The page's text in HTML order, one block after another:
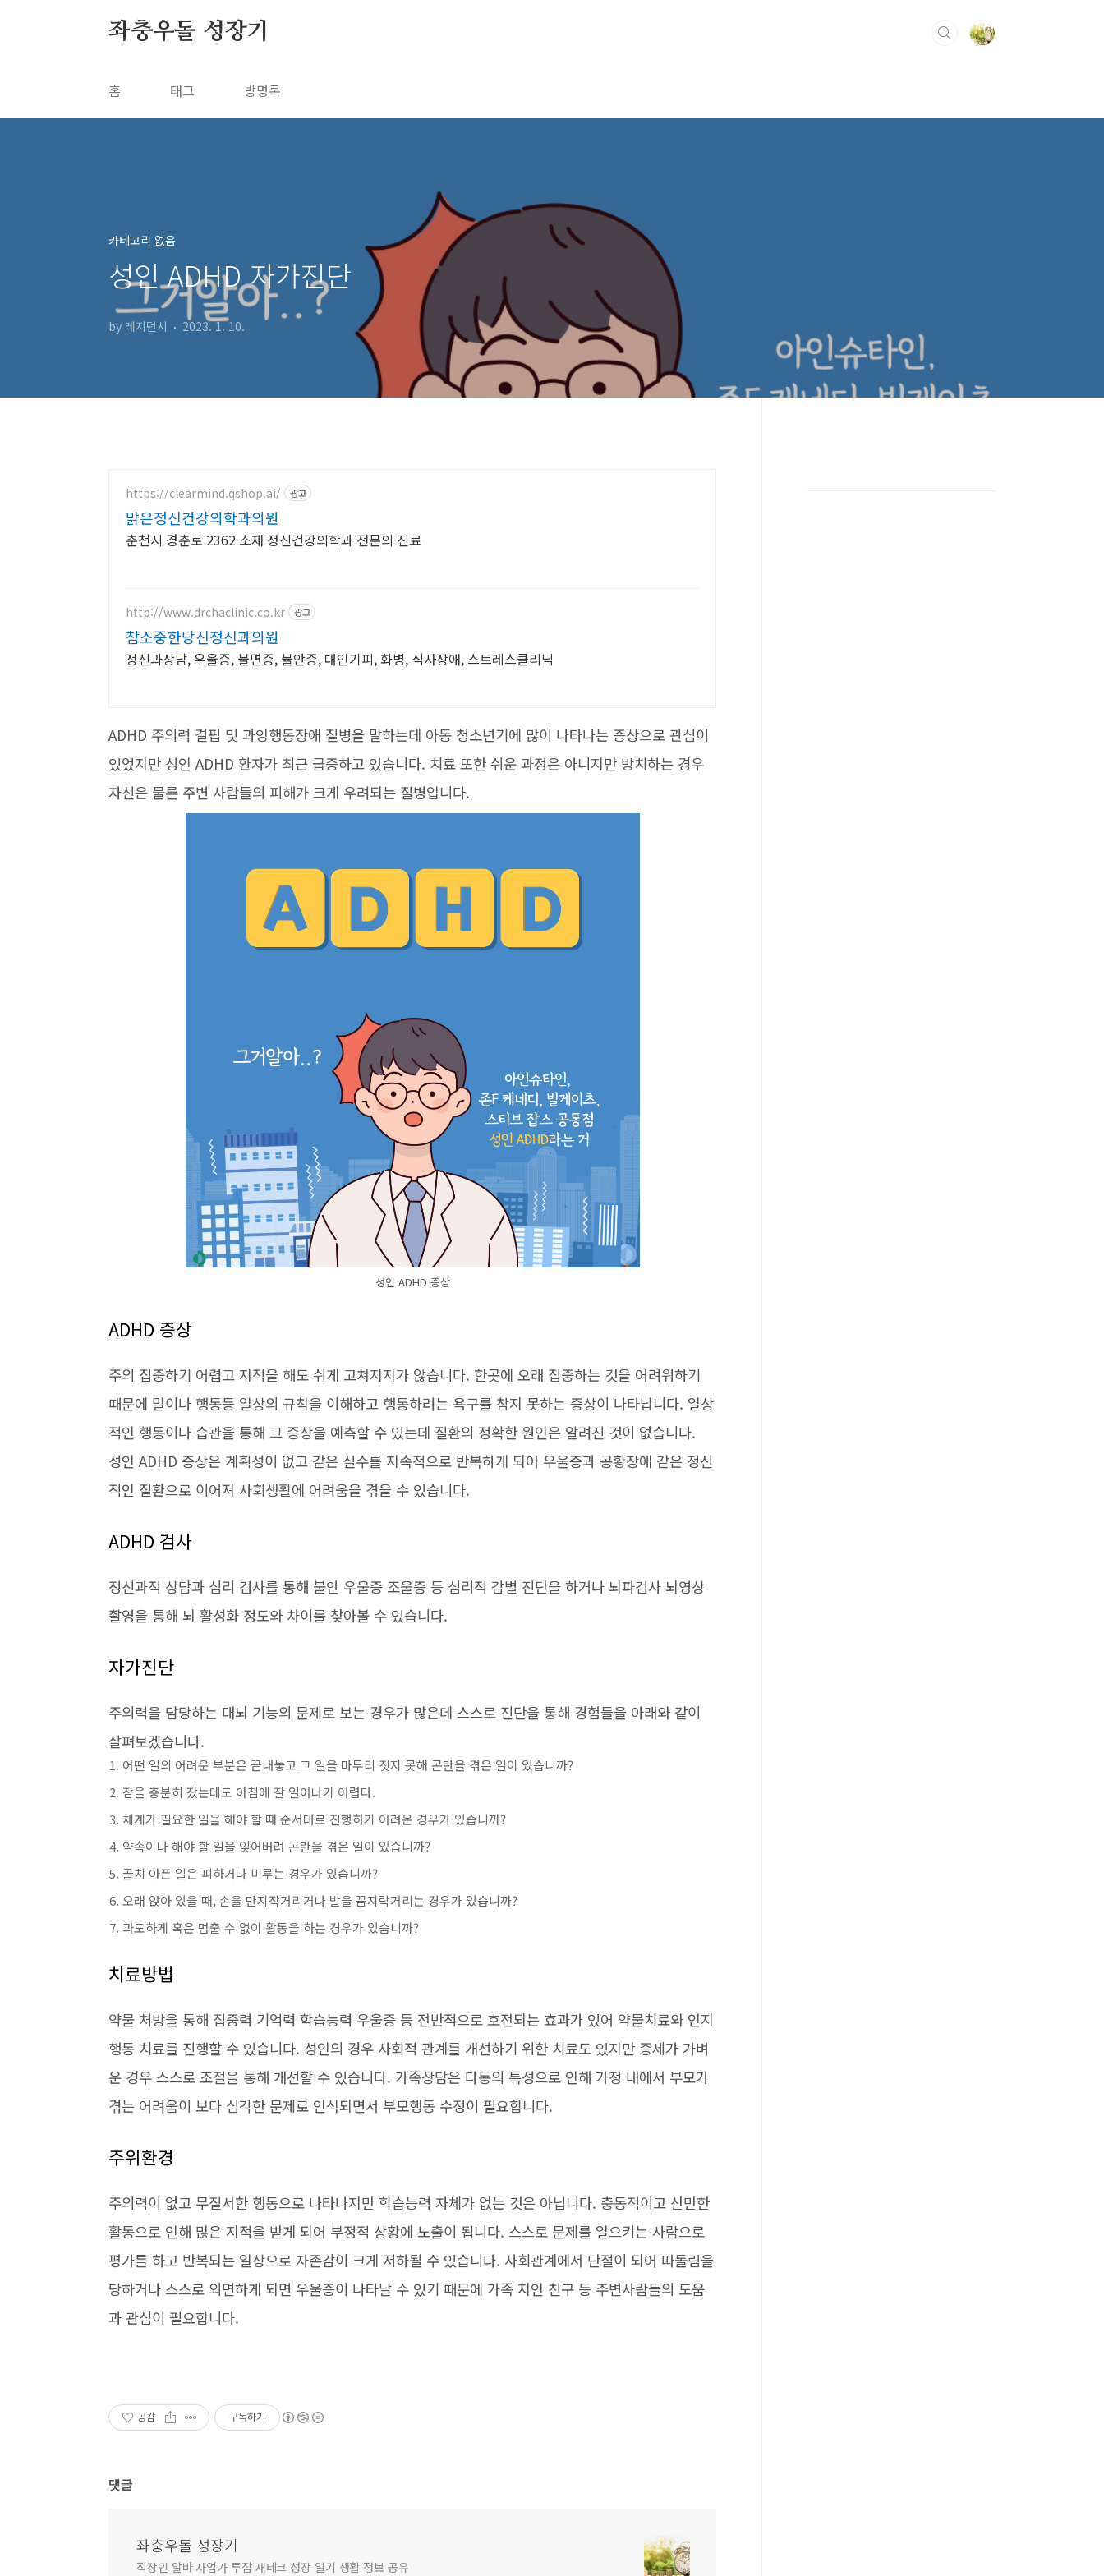
좌충우돌 성장기
홈 태그 방명록
카테고리 없음
성인 ADHD 자가진단
by 레지던시 2023. 1. 10.
https://clearmind.qshop.ai/ 광고
맑은정신건강의학과의원
춘천시 경춘로 2362 소재 정신건강의학과 전문의 진료
http://www.drchaclinic.co.kr 광고
참소중한당신정신과의원
정신과상담, 우울증, 불면증, 불안증, 대인기피, 화병, 식사장애, 스트레스클리닉
ADHD 주의력 결핍 및 과잉행동장애 질병을 말하는데 아동 청소년기에 많이 나타나는 증상으로 관심이
있었지만 성인 ADHD 환자가 최근 급증하고 있습니다. 치료 또한 쉬운 과정은 아니지만 방치하는 경우
자신은 물론 주변 사람들의 피해가 크게 우려되는 질병입니다.
성인 ADHD 증상
ADHD 증상
주의 집중하기 어렵고 지적을 해도 쉬게 고쳐지지가 않습니다. 한곳에 오래 집중하는 것을 어려워하기
때문에 말이나 행동등 일상의 규칙을 이해하고 행동하려는 욕구를 참지 못하는 증상이 나타납니다. 일상
적인 행동이나 습관을 통해 그 증상을 예측할 수 있는데 질환의 정확한 원인은 알려진 것이 없습니다.
성인 ADHD 증상은 계획성이 없고 같은 실수를 지속적으로 반복하게 되어 우울증과 공황장애 같은 정신
적인 질환으로 이어져 사회생활에 어려움을 겪을 수 있습니다.
ADHD 검사
정신과적 상담과 심리 검사를 통해 불안 우울증 조울증 등 심리적 감별 진단을 하거나 뇌파검사 뇌영상
촬영을 통해 뇌 활성화 정도와 차이를 찾아볼 수 있습니다.
자가진단
주의력을 담당하는 대뇌 기능의 문제로 보는 경우가 많은데 스스로 진단을 통해 경험들을 아래와 같이
살펴보겠습니다.
어떤 일의 어려운 부분은 끝내놓고 그 일을 마무리 짓지 못해 곤란을 겪은 일이 있습니까?
잠을 충분히 잤는데도 아침에 잘 일어나기 어렵다.
체계가 필요한 일을 해야 할 때 순서대로 진행하기 어려운 경우가 있습니까?
약속이나 해야 할 일을 잊어버려 곤란을 겪은 일이 있습니까?
골치 아픈 일은 피하거나 미루는 경우가 있습니까?
오래 앉아 있을 때, 손을 만지작거리거나 발을 꼼지락거리는 경우가 있습니까?
과도하게 혹은 멈출 수 없이 활동을 하는 경우가 있습니까?
치료방법
약물 처방을 통해 집중력 기억력 학습능력 우울증 등 전반적으로 호전되는 효과가 있어 약물치료와 인지
행동 치료를 진행할 수 있습니다. 성인의 경우 사회적 관계를 개선하기 위한 치료도 있지만 증세가 가벼
운 경우 스스로 조절을 통해 개선할 수 있습니다. 가족상담은 다동의 특성으로 인해 가정 내에서 부모가
겪는 어려움이 보다 심각한 문제로 인식되면서 부모행동 수정이 필요합니다.
주위환경
주의력이 없고 무질서한 행동으로 나타나지만 학습능력 자체가 없는 것은 아닙니다. 충동적이고 산만한
활동으로 인해 많은 지적을 받게 되어 부정적 상황에 노출이 됩니다. 스스로 문제를 일으키는 사람으로
평가를 하고 반복되는 일상으로 자존감이 크게 저하될 수 있습니다. 사회관계에서 단절이 되어 따돌림을
당하거나 스스로 외면하게 되면 우울증이 나타날 수 있기 때문에 가족 지인 친구 등 주변사람들의 도움
과 관심이 필요합니다.
공감 구독하기
댓글
좌충우돌 성장기
직장인 알바 사업가 투잡 재테크 성장 일기 생활 정보 공유